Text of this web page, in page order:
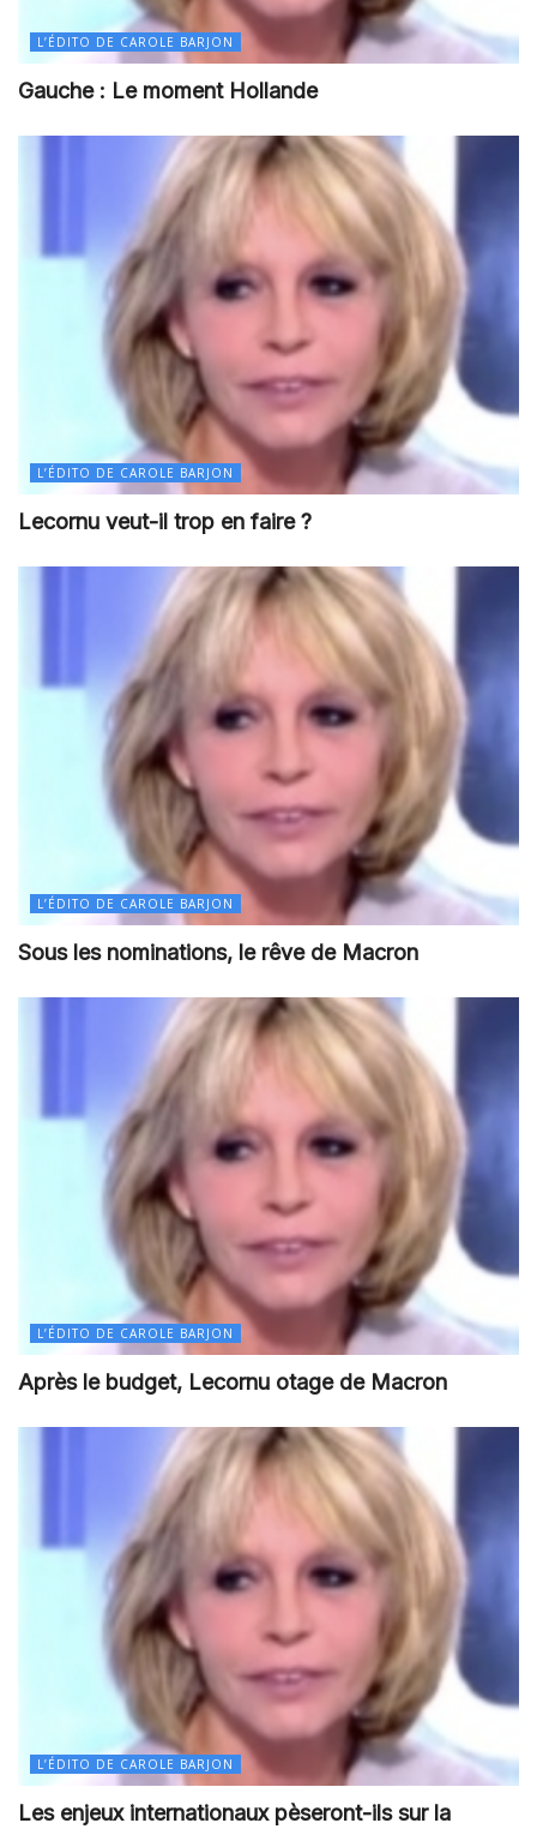
L’ÉDITO DE CAROLE BARJON
Gauche : Le moment Hollande
L’ÉDITO DE CAROLE BARJON
Lecornu veut-il trop en faire ?
L’ÉDITO DE CAROLE BARJON
Sous les nominations, le rêve de Macron
L’ÉDITO DE CAROLE BARJON
Après le budget, Lecornu otage de Macron
L’ÉDITO DE CAROLE BARJON
Les enjeux internationaux pèseront-ils sur la